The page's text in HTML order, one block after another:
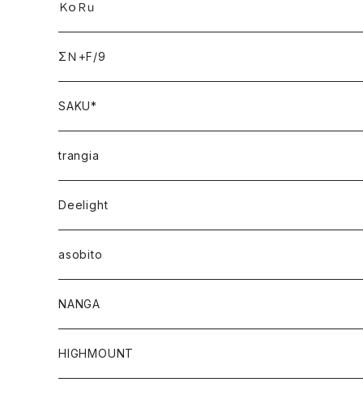
ＫｏＲｕ
ΣＮ+F/9
SAKU*
trangia
Deelight
asobito
NANGA
HIGHMOUNT